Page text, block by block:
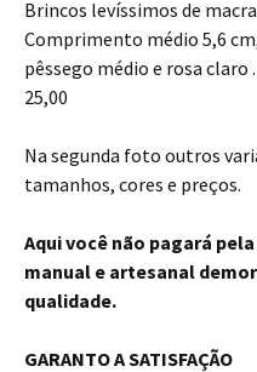
Brincos levíssimos de
Comprimento médio 5,6
pêssego médio e rosa claro
25,00
Na segunda foto outros
tamanhos, cores e preços.
Aqui você não pagará
manual e artesanal
qualidade.
GARANTO A SATISFAÇÃO